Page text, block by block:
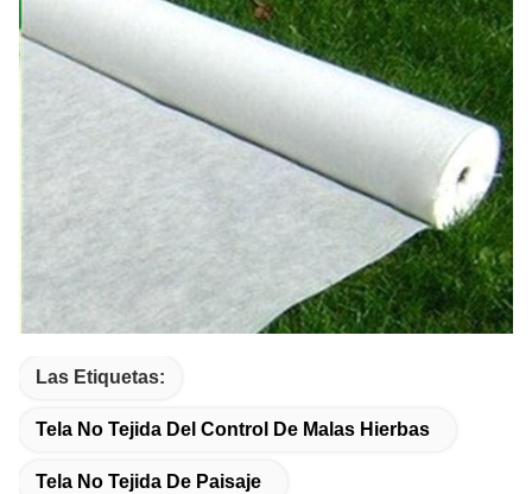
Las Etiquetas:
Tela No Tejida Del Control De Malas Hierbas
Tela No Tejida De Paisaje